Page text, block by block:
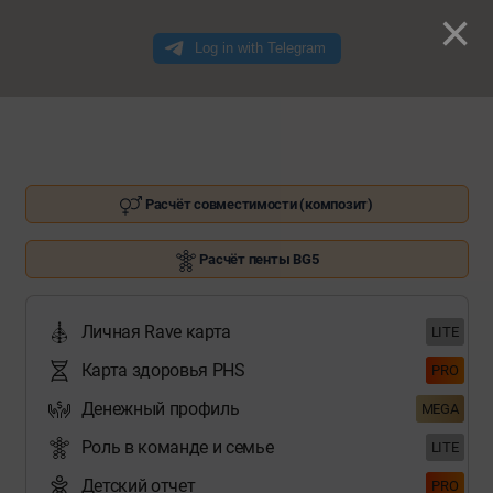
Расчёт совместимости (композит)
Расчёт пенты BG5
Личная Rave карта LITE
Карта здоровья PHS PRO
Денежный профиль MEGA
Роль в команде и семье LITE
Детский отчет PRO
×